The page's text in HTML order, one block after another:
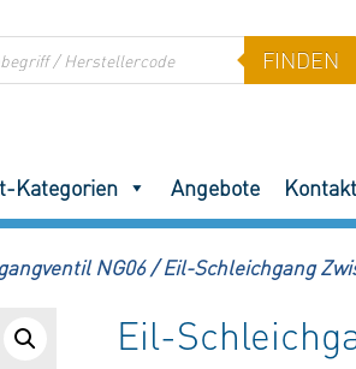
FINDEN
Kategorien Angebote Kontakt
NG06 /Eil-Schleichgang
Eil-